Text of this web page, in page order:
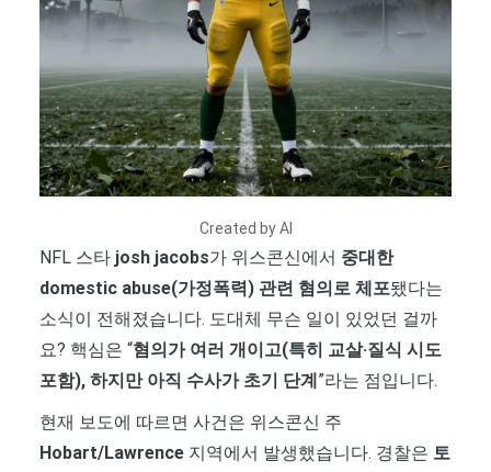
Created by AI
NFL 스타 josh jacobs가 위스콘신에서 중대한
domestic abuse(가정폭력) 관련 혐의로 체포됐다는
소식이 전해졌습니다. 도대체 무슨 일이 있었던 걸까
요? 핵심은 “혐의가 여러 개이고(특히 교살·질식 시도
포함), 하지만 아직 수사가 초기 단계”라는 점입니다.
현재 보도에 따르면 사건은 위스콘신 주
Hobart/Lawrence 지역에서 발생했습니다. 경찰은 토